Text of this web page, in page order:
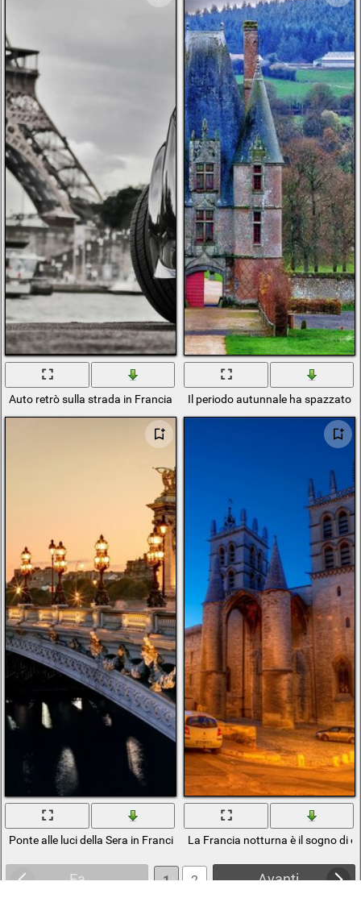
Auto retrò sulla strada in Francia Il periodo autunnale ha spazzato
Ponte alle luci della Sera in Francia La Francia notturna è il sogno di
Fa Avanti
1
2